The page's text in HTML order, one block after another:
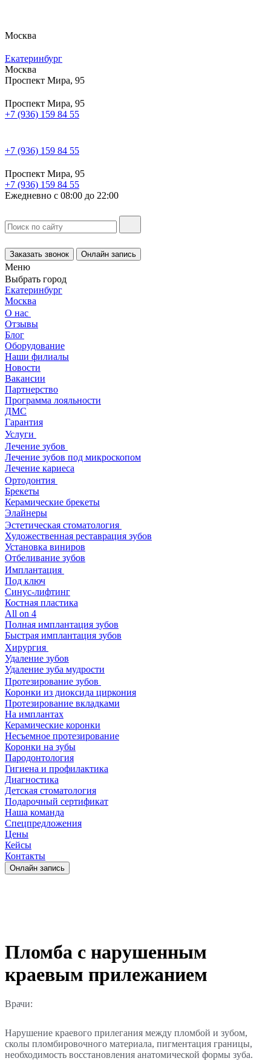
Москва
Екатеринбург
Москва
Проспект Мира, 95
Проспект Мира, 95
+7 (936) 159 84 55
+7 (936) 159 84 55
Проспект Мира, 95
+7 (936) 159 84 55
Ежедневно с 08:00 до 22:00
Заказать звонок Онлайн запись
Меню
Выбрать город
Екатеринбург
Москва
О нас
Отзывы
Блог
Оборудование
Наши филиалы
Новости
Вакансии
Партнерство
Программа лояльности
ДМС
Гарантия
Услуги
Лечение зубов
Лечение зубов под микроскопом
Лечение кариеса
Ортодонтия
Брекеты
Керамические брекеты
Элайнеры
Эстетическая стоматология
Художественная реставрация зубов
Установка виниров
Отбеливание зубов
Имплантация
Под ключ
Синус-лифтинг
Костная пластика
All on 4
Полная имплантация зубов
Быстрая имплантация зубов
Хирургия
Удаление зубов
Удаление зуба мудрости
Протезирование зубов
Коронки из диоксида циркония
Протезирование вкладками
На имплантах
Керамические коронки
Несъемное протезирование
Коронки на зубы
Пародонтология
Гигиена и профилактика
Диагностика
Детская стоматология
Подарочный сертификат
Наша команда
Спецпредложения
Цены
Кейсы
Контакты
Oнлайн запись
Пломба с нарушенным
краевым прилежанием
Врачи:
Нарушение краевого прилегания между пломбой и зубом,
сколы пломбировочного материала, пигментация границы,
необходимость восстановления анатомической формы зуба.